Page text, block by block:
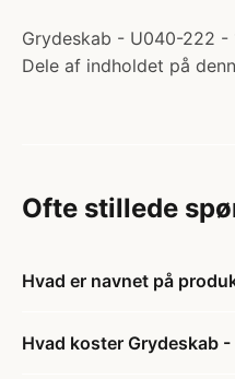
Grydeskab - U040-222 -
Dele af indholdet på
Ofte stillede
Hvad er navnet på
Hvad koster Grydeskab